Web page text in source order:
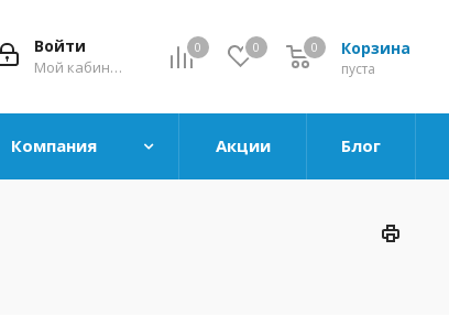
0 0 Корзина
0
пуста
0
Войти
Мой кабинет
Компания Акции Блог